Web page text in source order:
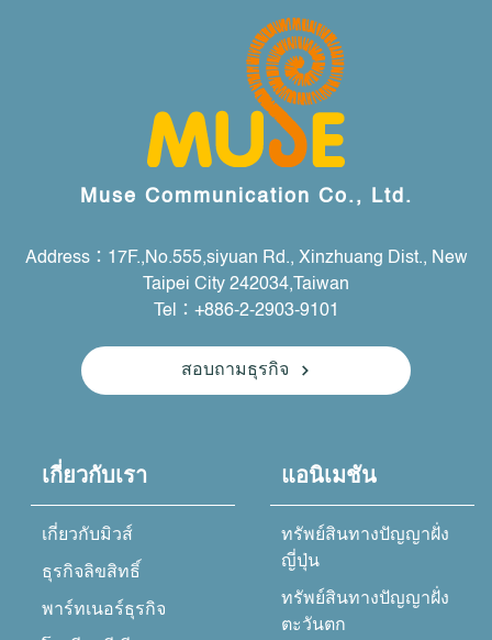
Muse Communication Co., Ltd.
Address：17F.,No.555,siyuan Rd., Xinzhuang Dist., New
Taipei City 242034,Taiwan
Tel：+886-2-2903-9101
สอบถามธุรกิจ
เกี่ยวกับเรา
เกี่ยวกับมิวส์
ธุรกิจลิขสิทธิ์
พาร์ทเนอร์ธุรกิจ
แอนิเมชัน
ทรัพย์สินทางปัญญาฝั่ง
ญี่ปุ่น
ทรัพย์สินทางปัญญาฝั่ง
ตะวันตก